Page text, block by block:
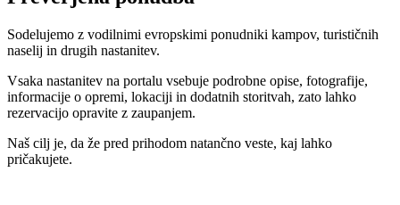
Sodelujemo z vodilnimi evropskimi ponudniki kampov, turističnih
naselij in drugih nastanitev.
Vsaka nastanitev na portalu vsebuje podrobne opise, fotografije,
informacije o opremi, lokaciji in dodatnih storitvah, zato lahko
rezervacijo opravite z zaupanjem.
Naš cilj je, da že pred prihodom natančno veste, kaj lahko
pričakujete.